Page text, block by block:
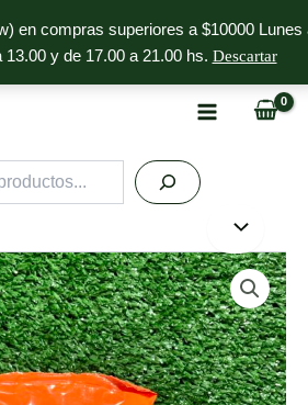
en compras superiores a $10000 Lunes
13.00 y de 17.00 a 21.00 hs. Descartar